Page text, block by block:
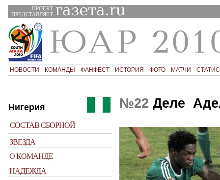
ПРОЕКТ
ПРЕДСТАВЛЯЕТ
НОВОСТИ КОМАНДЫ ФАНФЕСТ ИСТОРИЯ ФОТО МАТЧИ
Нигерия
СОСТАВ СБОРНОЙ
ЗВЕЗДА
О КОМАНДЕ
НАДЕЖДА
№22 Деле